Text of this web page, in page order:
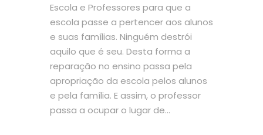
Escola e Professores para que a
escola passe a pertencer aos alunos
e suas famílias. Ninguém destrói
aquilo que é seu. Desta forma a
reparação no ensino passa pela
apropriação da escola pelos alunos
e pela família. E assim, o professor
passa a ocupar o lugar de...